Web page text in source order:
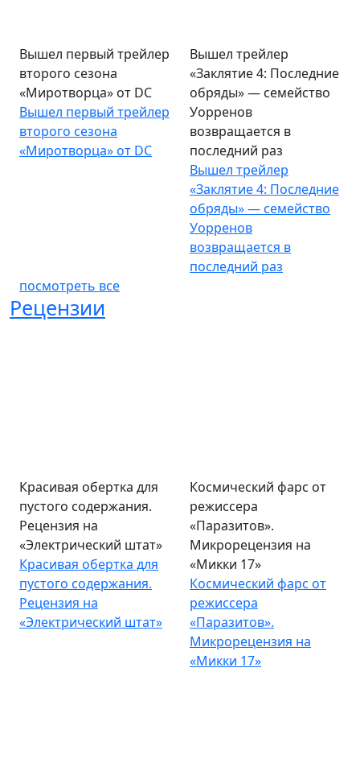
Вышел первый трейлер
второго сезона
«Миротворца» от DC
Вышел первый трейлер
второго сезона
«Миротворца» от DC
Вышел трейлер
«Заклятие 4: Последние
обряды» — семейство
Уорренов
возвращается в
последний раз
Вышел трейлер
«Заклятие 4: Последние
обряды» — семейство
Уорренов
возвращается в
последний раз
посмотреть все
Рецензии
Красивая обертка для
пустого содержания.
Рецензия на
«Электрический штат»
Красивая обертка для
пустого содержания.
Рецензия на
«Электрический штат»
Космический фарс от
режиссера
«Паразитов».
Микрорецензия на
«Микки 17»
Космический фарс от
режиссера
«Паразитов».
Микрорецензия на
«Микки 17»